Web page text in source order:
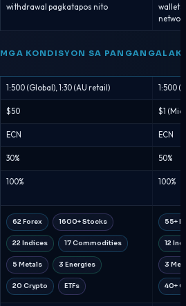
withdrawal pagkatapos nito
wallets
MGA KONDISYON SA
1:500 (Global), 1:30 (AU retail) 1:500
$50 $1
ECN ECN
30% 50%
100% 100%
62 Forex 1600+ Stocks
22 Indices 17 Commodities
5 Metals 3 Energies
20 Crypto ETFs
55+
12
3
40+